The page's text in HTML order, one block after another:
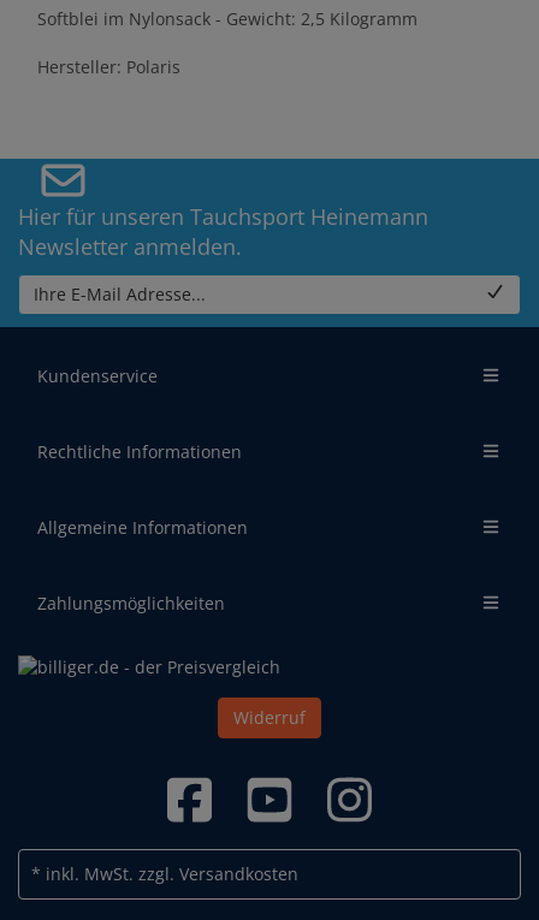
Softblei im Nylonsack - Gewicht: 2,5 Kilogramm
Hersteller: Polaris
Hier für unseren Tauchsport Heinemann
Newsletter anmelden.
Ihre E-Mail Adresse...
Kundenservice
Rechtliche Informationen
Allgemeine Informationen
Zahlungsmöglichkeiten
Widerruf
* inkl. MwSt. zzgl. Versandkosten